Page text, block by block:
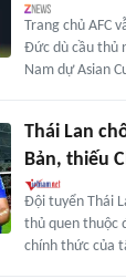
Trang chủ AFC
Đức dù cầu thủ
Nam dự Asian
Thái Lan
Bản, thiếu
Đội tuyển Thái
thủ quen thuộc
chính thức của